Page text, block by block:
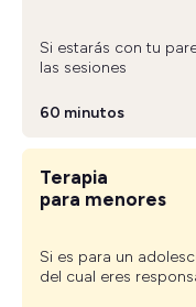
Si estarás con tu
las sesiones
60 minutos
Terapia
para menores
Si es para un
del cual eres